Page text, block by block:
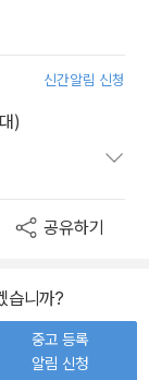
신간알림 신청
)
공유하기
습니까?
중고 등록
알림 신청